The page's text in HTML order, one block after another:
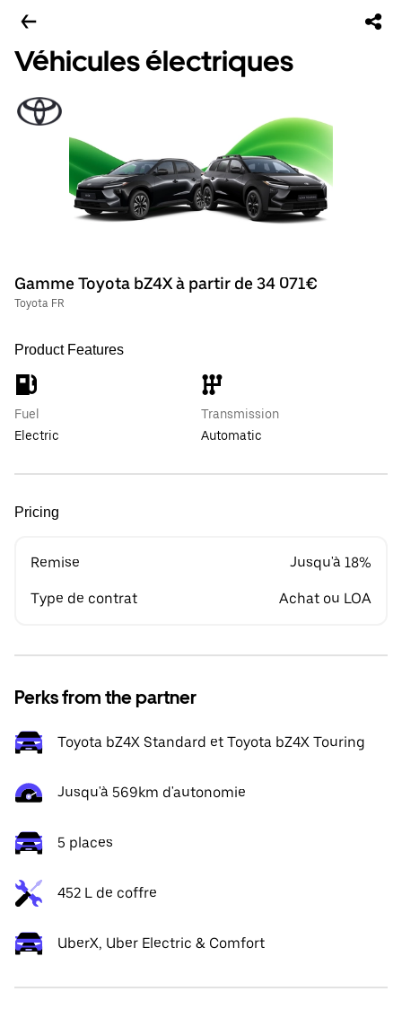
Véhicules électriques
Gamme Toyota bZ4X à partir de 34 071€
Toyota FR
Product Features
Fuel
Electric
Transmission
Automatic
Pricing
Remise Jusqu'à 18%
Type de contrat Achat ou LOA
Perks from the partner
Toyota bZ4X Standard et Toyota bZ4X Touring
Jusqu'à 569km d'autonomie
5 places
452 L de coffre
UberX, Uber Electric & Comfort